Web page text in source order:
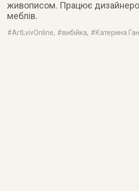
живописом. Працює
меблів.
#ArtLvivOnline, #вибійка, #Катерина